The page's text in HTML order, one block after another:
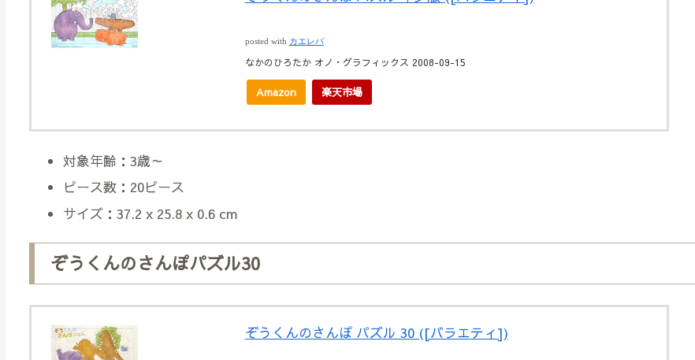
posted with カエレバ
なかのひろたか オノ・グラフィックス 2008-09-15
Amazon 楽天市場
対象年齢：3歳～
ピース数：20ピース
サイズ：37.2 x 25.8 x 0.6 cm
ぞうくんのさんぽパズル30
ぞうくんのさんぽ パズル 30 ([バラエティ])